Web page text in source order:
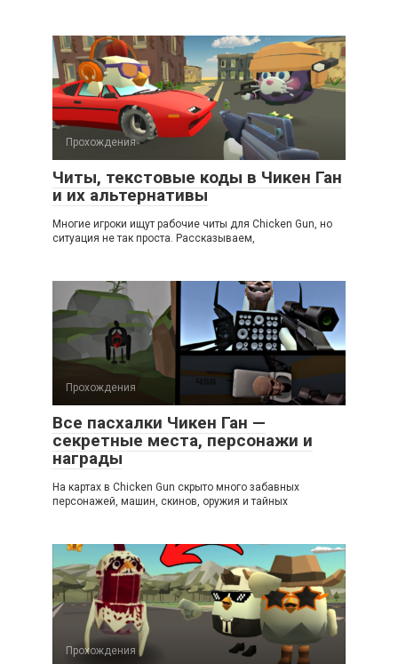
Прохождения
Читы, текстовые коды в Чикен Ган
и их альтернативы
Многие игроки ищут рабочие читы для Chicken Gun, но
ситуация не так проста. Рассказываем,
Прохождения
Все пасхалки Чикен Ган —
секретные места, персонажи и
награды
На картах в Chicken Gun скрыто много забавных
персонажей, машин, скинов, оружия и тайных
Прохождения